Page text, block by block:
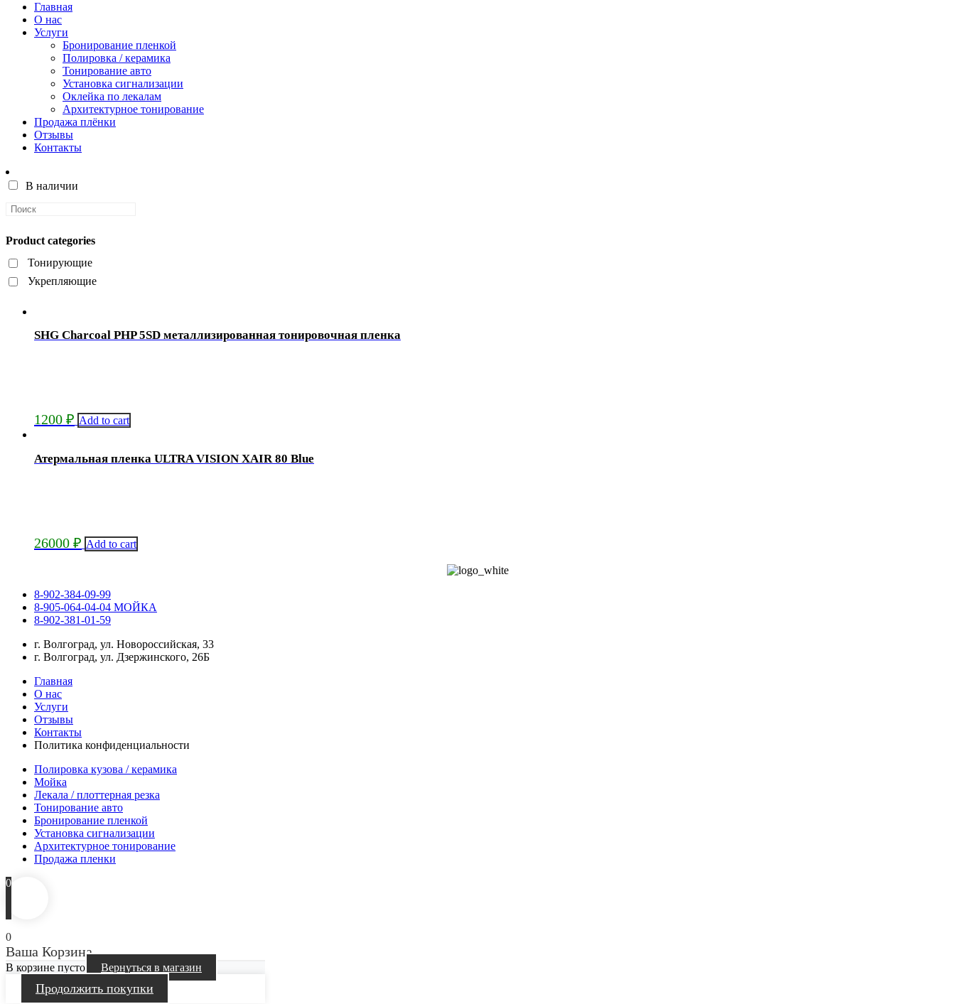
Главная
О нас
Услуги
Бронирование пленкой
Полировка / керамика
Тонирование авто
Установка сигнализации
Оклейка по лекалам
Архитектурное тонирование
Продажа плёнки
Отзывы
Контакты
В наличии
Product categories
Тонирующие
Укрепляющие
SHG Charcoal PHP 5SD металлизированная тонировочная пленка
1200 ₽ Add to cart
Атермальная пленка ULTRA VISION XAIR 80 Blue
26000 ₽ Add to cart
8-902-384-09-99
8-905-064-04-04 МОЙКА
8-902-381-01-59
г. Волгоград, ул. Новороссийская, 33
г. Волгоград, ул. Дзержинского, 26Б
Главная
О нас
Услуги
Отзывы
Контакты
Политика конфиденциальности
Полировка кузова / керамика
Мойка
Лекала / плоттерная резка
Тонирование авто
Бронирование пленкой
Установка сигнализации
Архитектурное тонирование
Продажа пленки
0
0
Ваша Корзина
В корзине пусто Вернуться в магазин
Продолжить покупки